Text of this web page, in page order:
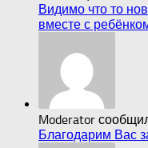
Видимо что то
вместе с
Moderator
Благодарим Вас